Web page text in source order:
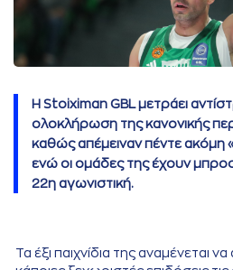
Η Stoiximan GBL μετράει
ολοκλήρωση της κανονικής
καθώς απέμειναν πέντε ακόμη
ενώ οι ομάδες της έχουν
22η αγωνιστική.
Τα έξι παιχνίδια της αναμένεται